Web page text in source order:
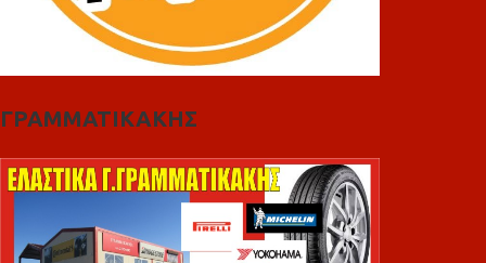
ΓΡΑΜΜΑΤΙΚΑΚΗΣ